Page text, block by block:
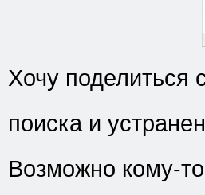
Хочу
поиска и
Возможно кому-